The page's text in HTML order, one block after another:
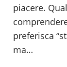
piacere.
preferisca
ma…